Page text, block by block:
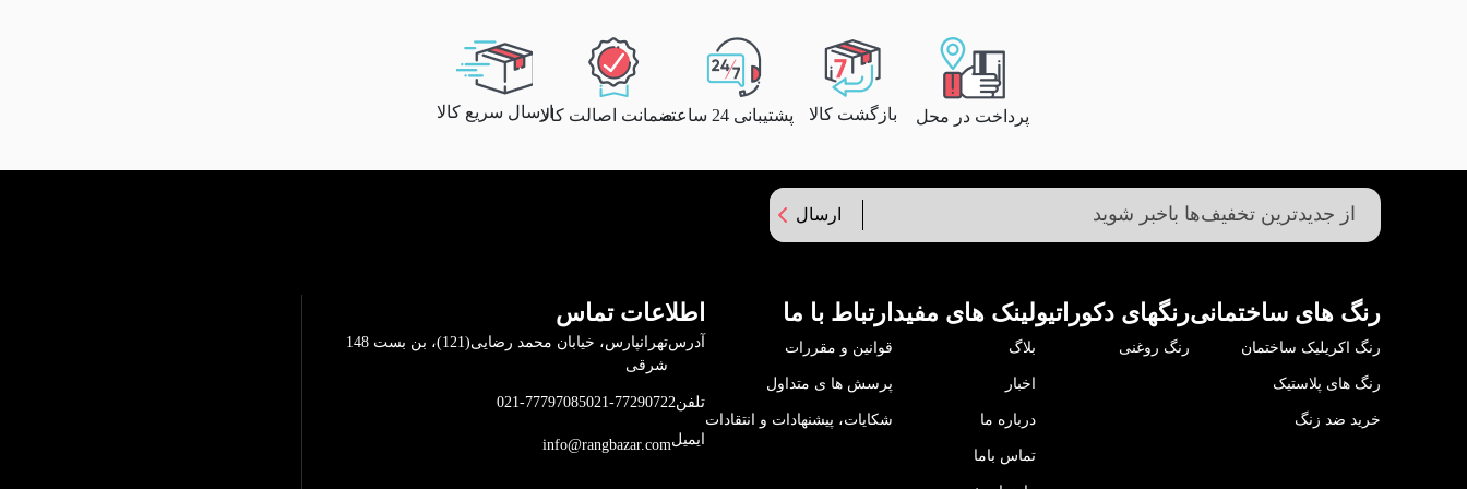
پرداخت در محل بازگشت کالا پشتیبانی 24 ساعته ضمانت اصالت کالاارسال سریع کالا
ارسال
رنگ های ساختمانی
رنگ اکریلیک ساختمان
رنگ های پلاستیک
خرید ضد زنگ
رنگهای دکوراتیو
رنگ روغنی
لینک های مفید
بلاگ
اخبار
درباره ما
تماس باما
ارتباط با ما
قوانین و مقررات
پرسش ها ی متداول
شکایات، پیشنهادات و انتقادات
اطلاعات تماس
آدرس
تهرانپارس، خیابان محمد رضایی(121)، بن بست 148
شرقی
تلفن021-77290722
021-77797085
ایمیلinfo@rangbazar.com